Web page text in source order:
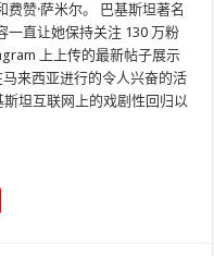
费赞·萨米尔。 巴基斯坦著名
一直让她保持关注 130 万粉
上上传的最新帖子展示
来西亚进行的令人兴奋的活
坦互联网上的戏剧性回归以